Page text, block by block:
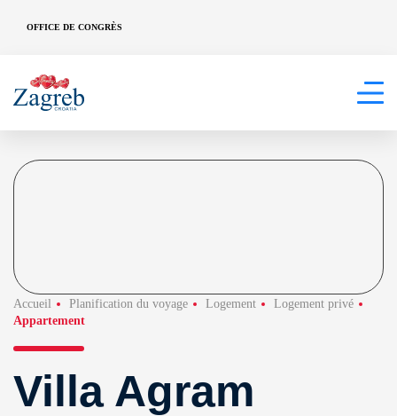
OFFICE DE CONGRÈS
Accueil Planification du voyage Logement
Logement privé
Appartement
Villa Agram